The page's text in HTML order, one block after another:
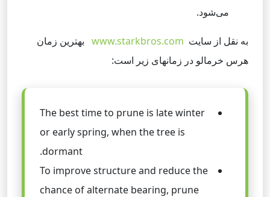
می‌شود.
به نقل از سایت www.starkbros.com بهترین زمان
هرس خرمالو در زمانهای زیر است:
The best time to prune is late winter
or early spring, when the tree is
dormant.
To improve structure and reduce the
chance of alternate bearing, prune